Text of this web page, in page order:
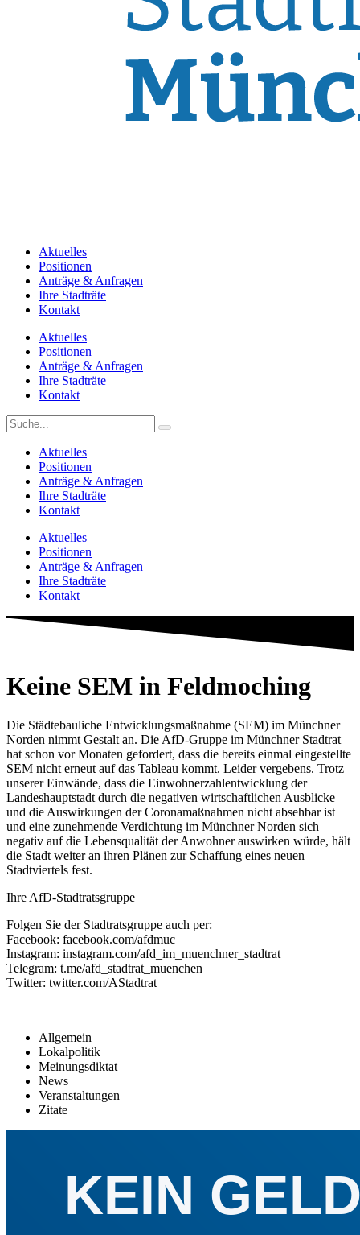
Aktuelles
Positionen
Anträge & Anfragen
Ihre Stadträte
Kontakt
Aktuelles
Positionen
Anträge & Anfragen
Ihre Stadträte
Kontakt
Aktuelles
Positionen
Anträge & Anfragen
Ihre Stadträte
Kontakt
Aktuelles
Positionen
Anträge & Anfragen
Ihre Stadträte
Kontakt
Keine SEM in Feldmoching
Die Städtebauliche Entwicklungsmaßnahme (SEM) im Münchner
Norden nimmt Gestalt an. Die AfD-Gruppe im Münchner Stadtrat
hat schon vor Monaten gefordert, dass die bereits einmal eingestellte
SEM nicht erneut auf das Tableau kommt. Leider vergebens. Trotz
unserer Einwände, dass die Einwohnerzahlentwicklung der
Landeshauptstadt durch die negativen wirtschaftlichen Ausblicke
und die Auswirkungen der Coronamaßnahmen nicht absehbar ist
und eine zunehmende Verdichtung im Münchner Norden sich
negativ auf die Lebensqualität der Anwohner auswirken würde, hält
die Stadt weiter an ihren Plänen zur Schaffung eines neuen
Stadtviertels fest.
Ihre AfD-Stadtratsgruppe
Folgen Sie der Stadtratsgruppe auch per:
Facebook: facebook.com/afdmuc
Instagram: instagram.com/afd_im_muenchner_stadtrat
Telegram: t.me/afd_stadtrat_muenchen
Twitter: twitter.com/AStadtrat
Allgemein
Lokalpolitik
Meinungsdiktat
News
Veranstaltungen
Zitate